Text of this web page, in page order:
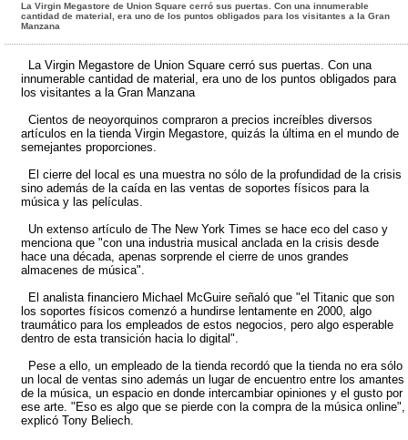
La Virgin Megastore de Union Square cerró sus puertas. Con una innumerable
cantidad de material, era uno de los puntos obligados para los visitantes a la Gran
Manzana
La Virgin Megastore de Union Square cerró sus puertas. Con una
innumerable cantidad de material, era uno de los puntos obligados para
los visitantes a la Gran Manzana
Cientos de neoyorquinos compraron a precios increíbles diversos
artículos en la tienda Virgin Megastore, quizás la última en el mundo de
semejantes proporciones.
El cierre del local es una muestra no sólo de la profundidad de la crisis
sino además de la caída en las ventas de soportes físicos para la
música y las películas.
Un extenso artículo de The New York Times se hace eco del caso y
menciona que "con una industria musical anclada en la crisis desde
hace una década, apenas sorprende el cierre de unos grandes
almacenes de música".
El analista financiero Michael McGuire señaló que "el Titanic que son
los soportes físicos comenzó a hundirse lentamente en 2000, algo
traumático para los empleados de estos negocios, pero algo esperable
dentro de esta transición hacia lo digital".
Pese a ello, un empleado de la tienda recordó que la tienda no era sólo
un local de ventas sino además un lugar de encuentro entre los amantes
de la música, un espacio en donde intercambiar opiniones y el gusto por
ese arte. "Eso es algo que se pierde con la compra de la música online",
explicó Tony Beliech.